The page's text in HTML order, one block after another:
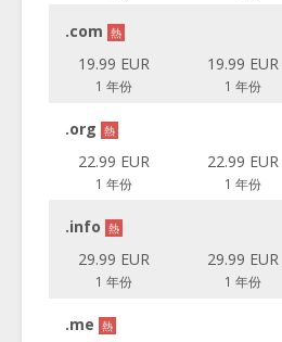
.com 熱
19.99 EUR
1 年份
19.99 EUR
1 年份
.org 熱
22.99 EUR
1 年份
22.99 EUR
1 年份
.info 熱
29.99 EUR
1 年份
29.99 EUR
1 年份
.me 熱